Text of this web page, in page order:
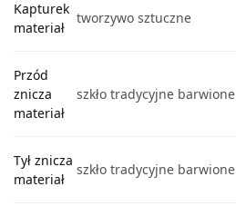
Kapturek
materiał
tworzywo sztuczne
Przód
znicza
materiał
szkło tradycyjne barwione
Tył znicza
materiał
szkło tradycyjne barwione